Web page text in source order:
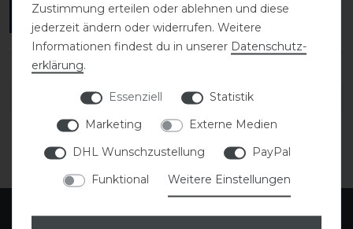
ANMELDEN
DETAILS ZUR PRODUKTSICHERHEIT
Zustimmung erteilen oder ablehnen und diese
jederzeit ändern oder widerrufen. Weitere
Informationen findest du in unserer Daten­schutz­
erklärung.
Essenziell
Statistik
Marketing
Externe Medien
DHL Wunschzustellung
PayPal
Funktional
Weitere Einstellungen